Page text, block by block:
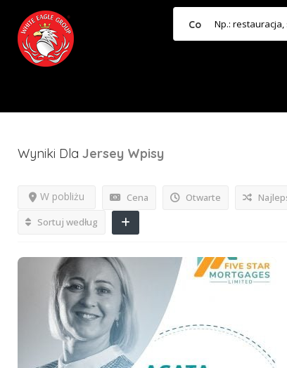
Co
Wyniki Dla Jersey Wpisy
Cena Otwarte
W pobliżu
Sortuj według